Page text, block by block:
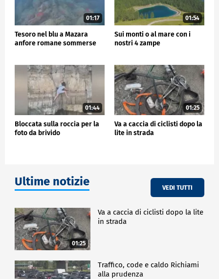
01:17
Tesoro nel blu a Mazara
anfore romane sommerse
01:54
Sui monti o al mare con i
nostri 4 zampe
01:44
Bloccata sulla roccia per la
foto da brivido
01:25
Va a caccia di ciclisti dopo la
lite in strada
Ultime notizie VEDI TUTTI
01:25
Va a caccia di ciclisti dopo la lite
in strada
Traffico, code e caldo Richiami
alla prudenza